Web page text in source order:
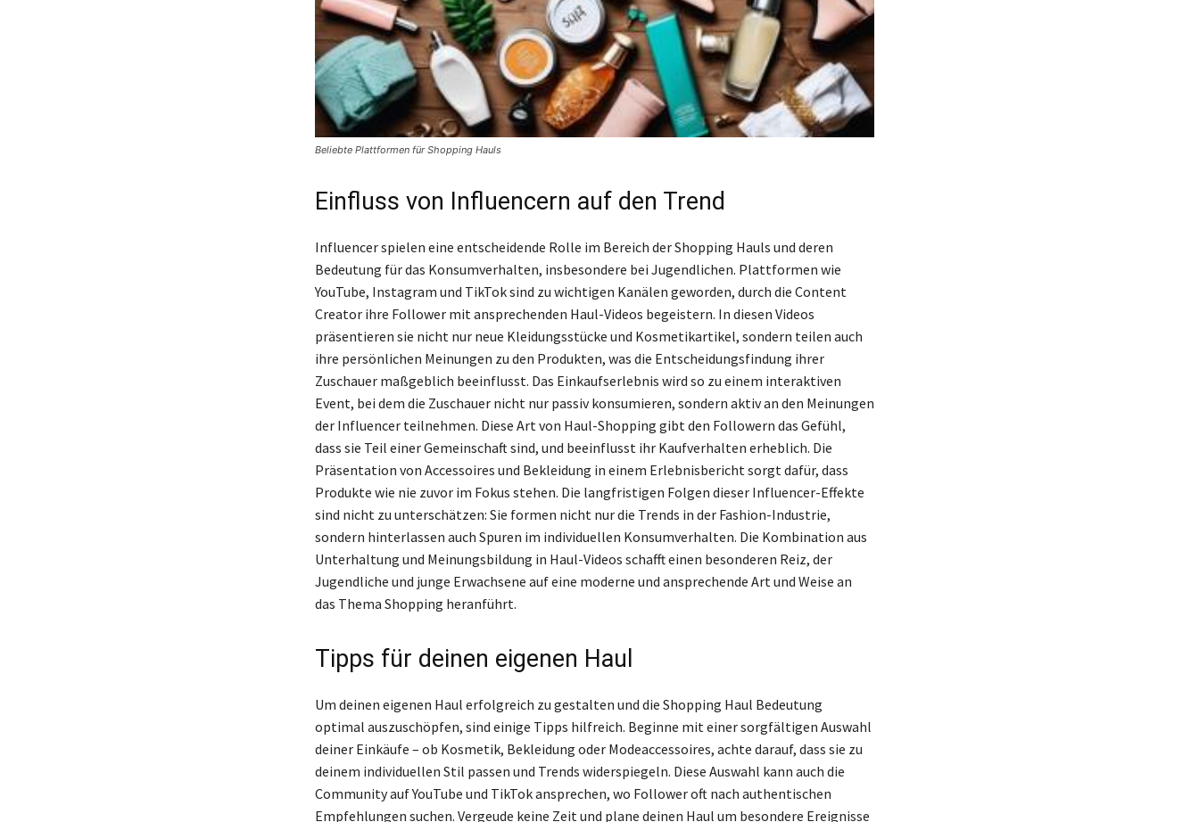
Beliebte Plattformen für Shopping Hauls
Einfluss von Influencern auf den Trend
Influencer spielen eine entscheidende Rolle im Bereich der Shopping Hauls und deren
Bedeutung für das Konsumverhalten, insbesondere bei Jugendlichen. Plattformen wie
YouTube, Instagram und TikTok sind zu wichtigen Kanälen geworden, durch die Content
Creator ihre Follower mit ansprechenden Haul-Videos begeistern. In diesen Videos
präsentieren sie nicht nur neue Kleidungsstücke und Kosmetikartikel, sondern teilen auch
ihre persönlichen Meinungen zu den Produkten, was die Entscheidungsfindung ihrer
Zuschauer maßgeblich beeinflusst. Das Einkaufserlebnis wird so zu einem interaktiven
Event, bei dem die Zuschauer nicht nur passiv konsumieren, sondern aktiv an den Meinungen
der Influencer teilnehmen. Diese Art von Haul-Shopping gibt den Followern das Gefühl,
dass sie Teil einer Gemeinschaft sind, und beeinflusst ihr Kaufverhalten erheblich. Die
Präsentation von Accessoires und Bekleidung in einem Erlebnisbericht sorgt dafür, dass
Produkte wie nie zuvor im Fokus stehen. Die langfristigen Folgen dieser Influencer-Effekte
sind nicht zu unterschätzen: Sie formen nicht nur die Trends in der Fashion-Industrie,
sondern hinterlassen auch Spuren im individuellen Konsumverhalten. Die Kombination aus
Unterhaltung und Meinungsbildung in Haul-Videos schafft einen besonderen Reiz, der
Jugendliche und junge Erwachsene auf eine moderne und ansprechende Art und Weise an
das Thema Shopping heranführt.
Tipps für deinen eigenen Haul
Um deinen eigenen Haul erfolgreich zu gestalten und die Shopping Haul Bedeutung
optimal auszuschöpfen, sind einige Tipps hilfreich. Beginne mit einer sorgfältigen Auswahl
deiner Einkäufe – ob Kosmetik, Bekleidung oder Modeaccessoires, achte darauf, dass sie zu
deinem individuellen Stil passen und Trends widerspiegeln. Diese Auswahl kann auch die
Community auf YouTube und TikTok ansprechen, wo Follower oft nach authentischen
Empfehlungen suchen. Vergeude keine Zeit und plane deinen Haul um besondere Ereignisse